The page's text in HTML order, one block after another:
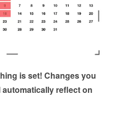
is set! Changes you
reflect on